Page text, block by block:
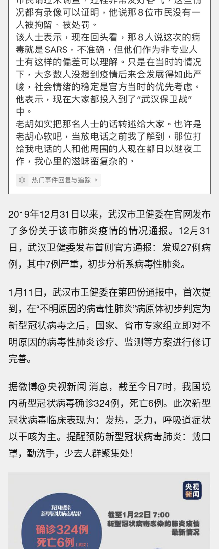
2019年12月31日以来，武汉市卫健委在官网发布
了多份关于该市肺炎疫情的情况通报。12月31
日，武汉卫健委发布首则官方通报：发现27例病
例，其中7例严重，初步分析系病毒性肺炎。
1月11日，武汉市卫健委在第四份通报中，首次提
到，在“不明原因的病毒性肺炎”病原体初步判定为
新型冠状病毒之后，国家、省市专家组立即对不
明原因的病毒性肺炎诊疗、监测等方案进行修订
完善。
据微博@央视新闻 消息，截至今日7时，我国境
内新型冠状病毒确诊324例，死亡6例。此次新型
冠状病毒临床表现为：发热，乏力，呼吸道症状
以干咳为主。提醒预防新型冠状病毒肺炎：戴口
罩，勤洗手，少去人群聚集处！